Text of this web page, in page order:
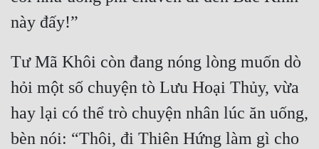
Tư Mã Khôi còn đang nóng lòng muốn dò
hỏi một số chuyện tò Lưu Hoại Thủy, vừa
hay lại có thể trò chuyện nhân lúc ăn uống,
bèn nói: “Thôi, đi Thiên Hứng làm gì cho